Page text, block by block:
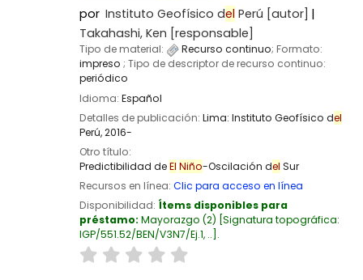
por Instituto Geofísico del Perú [autor]
Takahashi, Ken [responsable]
Tipo de material: Recurso continuo; Formato:
impreso ; Tipo de descriptor de recurso continuo:
periódico
Idioma: Español
Detalles de publicación: Lima: Instituto Geofísico del
Perú,2016-
Otro título:
Predictibilidad deEl Niño-Oscilación del Sur
Recursos en línea: Clic para acceso en línea
Disponibilidad: Ítems disponibles para
préstamo: Mayorazgo (2) Signatura topográfica:
IGP/551.52/BEN/V3N7/Ej.1, .. .